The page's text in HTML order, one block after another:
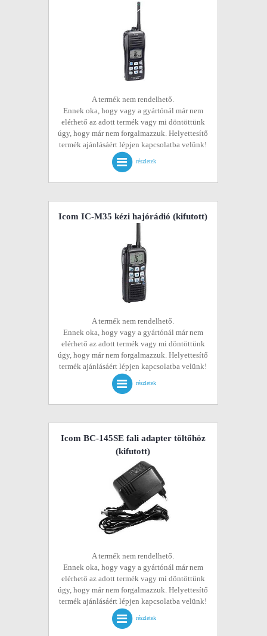
A termék nem rendelhető.
Ennek oka, hogy vagy a gyártónál már nem
elérhető az adott termék vagy mi döntöttünk
úgy, hogy már nem forgalmazzuk. Helyettesítő
termék ajánlásáért lépjen kapcsolatba velünk!
részletek
Icom IC-M35 kézi hajórádió (kifutott)
A termék nem rendelhető.
Ennek oka, hogy vagy a gyártónál már nem
elérhető az adott termék vagy mi döntöttünk
úgy, hogy már nem forgalmazzuk. Helyettesítő
termék ajánlásáért lépjen kapcsolatba velünk!
részletek
Icom BC-145SE fali adapter töltőhöz
(kifutott)
A termék nem rendelhető.
Ennek oka, hogy vagy a gyártónál már nem
elérhető az adott termék vagy mi döntöttünk
úgy, hogy már nem forgalmazzuk. Helyettesítő
termék ajánlásáért lépjen kapcsolatba velünk!
részletek